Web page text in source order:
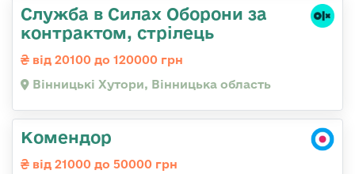
Служба в Силах Оборони за
контрактом, стрілець
від 20100 до 120000 грн
Вінницькі Хутори, Вінницька область
Комендор
від 21000 до 50000 грн